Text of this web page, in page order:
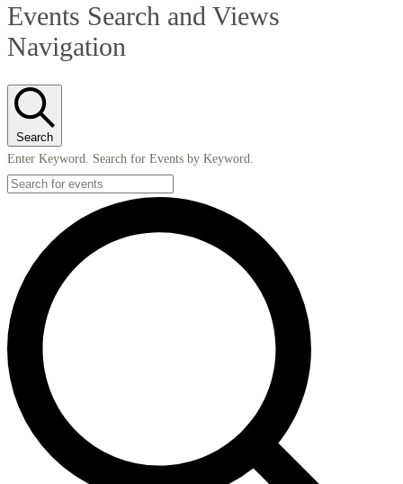
Events Search and Views
Navigation
Search
Enter Keyword. Search for Events by Keyword.